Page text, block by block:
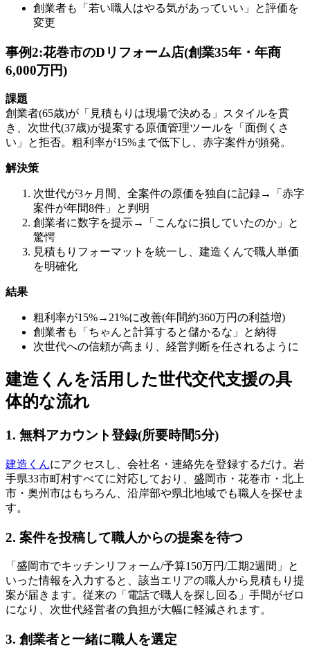
創業者も「若い職人はやる気があっていい」と評価を
変更
事例2:花巻市のDリフォーム店(創業35年・年商
6,000万円)
課題
創業者(65歳)が「見積もりは現場で決める」スタイルを貫
き、次世代(37歳)が提案する原価管理ツールを「面倒くさ
い」と拒否。粗利率が15%まで低下し、赤字案件が頻発。
解決策
次世代が3ヶ月間、全案件の原価を独自に記録→「赤字
案件が年間8件」と判明
創業者に数字を提示→「こんなに損していたのか」と
驚愕
見積もりフォーマットを統一し、建造くんで職人単価
を明確化
結果
粗利率が15%→21%に改善(年間約360万円の利益増)
創業者も「ちゃんと計算すると儲かるな」と納得
次世代への信頼が高まり、経営判断を任されるように
建造くんを活用した世代交代支援の具
体的な流れ
1. 無料アカウント登録(所要時間5分)
建造くんにアクセスし、会社名・連絡先を登録するだけ。岩
手県33市町村すべてに対応しており、盛岡市・花巻市・北上
市・奥州市はもちろん、沿岸部や県北地域でも職人を探せま
す。
2. 案件を投稿して職人からの提案を待つ
「盛岡市でキッチンリフォーム/予算150万円/工期2週間」と
いった情報を入力すると、該当エリアの職人から見積もり提
案が届きます。従来の「電話で職人を探し回る」手間がゼロ
になり、次世代経営者の負担が大幅に軽減されます。
3. 創業者と一緒に職人を選定